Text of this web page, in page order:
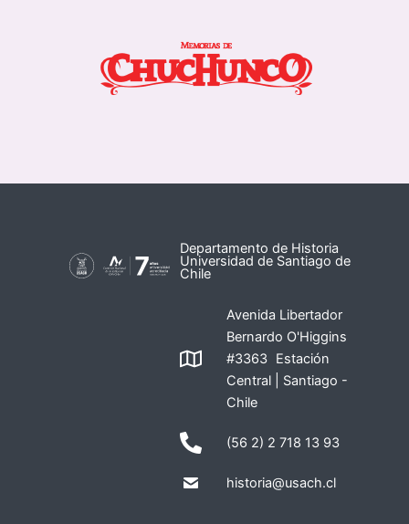
Departamento de Historia
Universidad de Santiago de
Chile
Avenida Libertador
Bernardo O'Higgins
#3363 Estación
Central | Santiago -
Chile
(56 2) 2 718 13 93
historia@usach.cl